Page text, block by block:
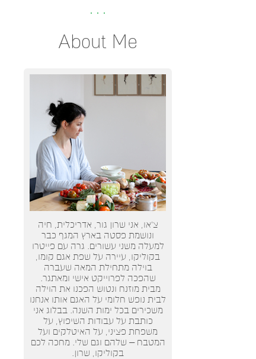
About Me
צ’או, אני שרון גור, אדריכלית, חיה
ונושמת פסטה בארץ המגף כבר
למעלה משני עשורים. גרה עם פייטרו
בקוליקו, עיירה על שפת אגם קומו,
בוילה מתחילת המאה שעברה
שהפכה לפרוייקט אישי ומאתגר.
מבית מוזנח ונטוש הפכנו את הוילה
לבית נופש חלומי על האגם אותו אנחנו
משכירים בכל ימות השנה. בבלוג אני
כותבת על עבודות השיפוץ, על
משפחת פציני, על האיטלקים ועל
המטבח – שלהם וגם שלי. מחכה לכם
בקוליקו, שרון.